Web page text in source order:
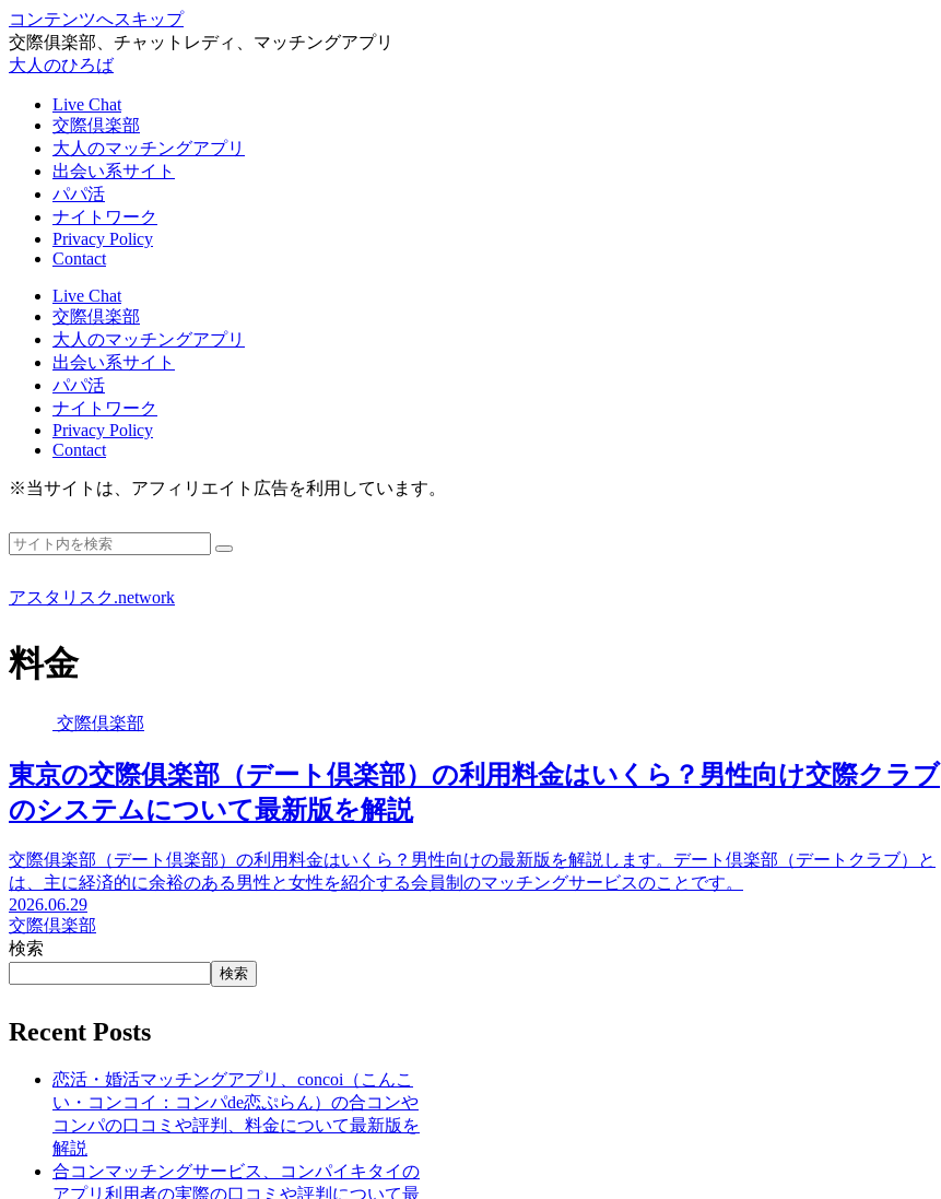
コンテンツへスキップ
交際俱楽部、チャットレディ、マッチングアプリ
大人のひろば
Live Chat
交際倶楽部
大人のマッチングアプリ
出会い系サイト
パパ活
ナイトワーク
Privacy Policy
Contact
Live Chat
交際倶楽部
大人のマッチングアプリ
出会い系サイト
パパ活
ナイトワーク
Privacy Policy
Contact
※当サイトは、アフィリエイト広告を利用しています。
アスタリスク.network
料金
交際倶楽部
東京の交際俱楽部（デート倶楽部）の利用料金はいくら？男性向け交際クラブ
のシステムについて最新版を解説
交際俱楽部（デート倶楽部）の利用料金はいくら？男性向けの最新版を解説します。デート倶楽部（デートクラブ）と
は、主に経済的に余裕のある男性と女性を紹介する会員制のマッチングサービスのことです。
2026.06.29
交際倶楽部
検索
検索
Recent Posts
恋活・婚活マッチングアプリ、concoi（こんこ
い・コンコイ：コンパde恋ぷらん）の合コンや
コンパの口コミや評判、料金について最新版を
解説
合コンマッチングサービス、コンパイキタイの
アプリ利用者の実際の口コミや評判について最